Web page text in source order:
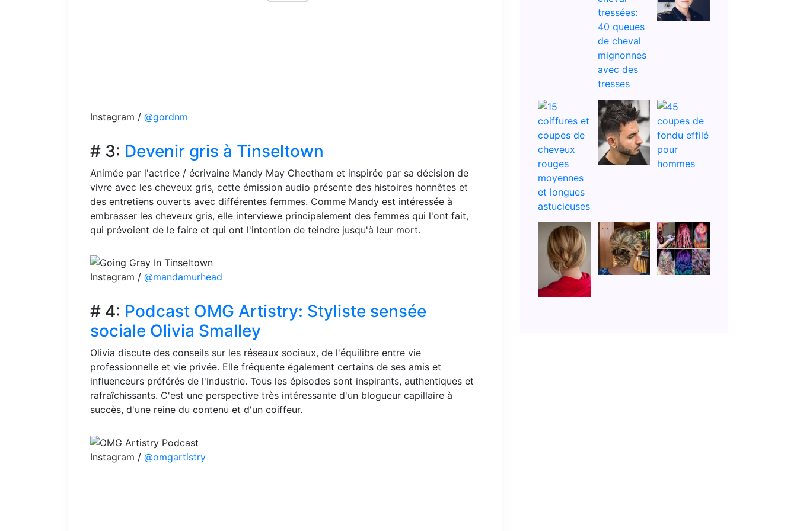
Instagram / @gordnm
# 3: Devenir gris à Tinseltown
Animée par l'actrice / écrivaine Mandy May Cheetham et inspirée par sa décision de
vivre avec les cheveux gris, cette émission audio présente des histoires honnêtes et
des entretiens ouverts avec différentes femmes. Comme Mandy est intéressée à
embrasser les cheveux gris, elle interviewe principalement des femmes qui l'ont fait,
qui prévoient de le faire et qui ont l'intention de teindre jusqu'à leur mort.
Instagram / @mandamurhead
# 4: Podcast OMG Artistry: Styliste sensée
sociale Olivia Smalley
Olivia discute des conseils sur les réseaux sociaux, de l'équilibre entre vie
professionnelle et vie privée. Elle fréquente également certains de ses amis et
influenceurs préférés de l'industrie. Tous les épisodes sont inspirants, authentiques et
rafraîchissants. C'est une perspective très intéressante d'un blogueur capillaire à
succès, d'une reine du contenu et d'un coiffeur.
Instagram / @omgartistry